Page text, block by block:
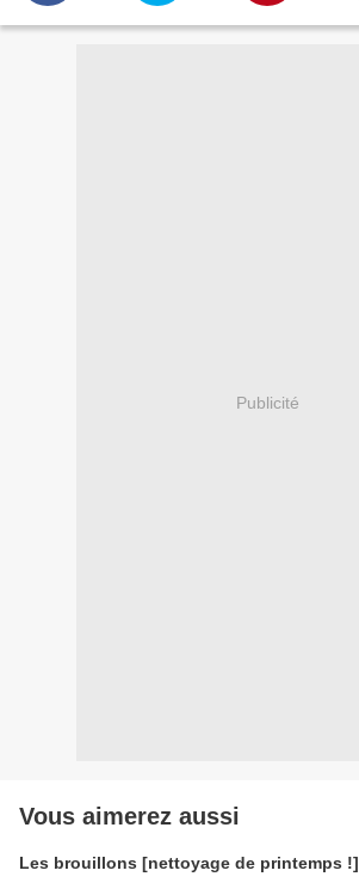
Publicité
Vous aimerez aussi
Les brouillons [nettoyage de printemps !]